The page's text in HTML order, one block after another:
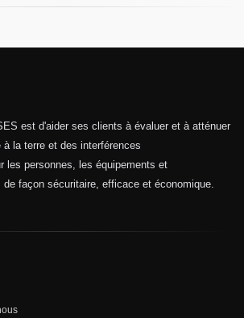
est d'aider ses clients à évaluer et à atténuer
la terre et des interférences
les personnes, les équipements et
de façon sécuritaire, efficace et économique.